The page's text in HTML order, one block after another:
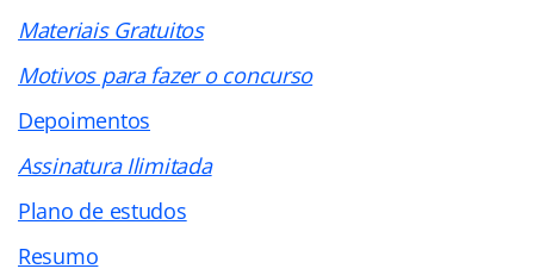
Materiais Gratuitos
Motivos para fazer o concurso
Depoimentos
Assinatura Ilimitada
Plano de estudos
Resumo